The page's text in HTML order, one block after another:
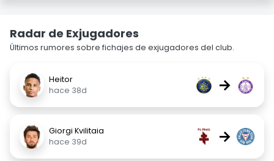
Radar de Exjugadores
Últimos rumores sobre fichajes de exjugadores del club.
Heitor
hace 38d
→
Giorgi Kvilitaia
hace 39d
→